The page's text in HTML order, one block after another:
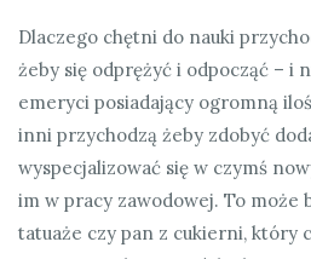
Dlaczego chętni do nauki
żeby się odprężyć i odpocząć – i
emeryci posiadający ogromną
inni przychodzą żeby zdobyć
wyspecjalizować się w czymś
im w pracy zawodowej. To
tatuaże czy pan z cukierni, który